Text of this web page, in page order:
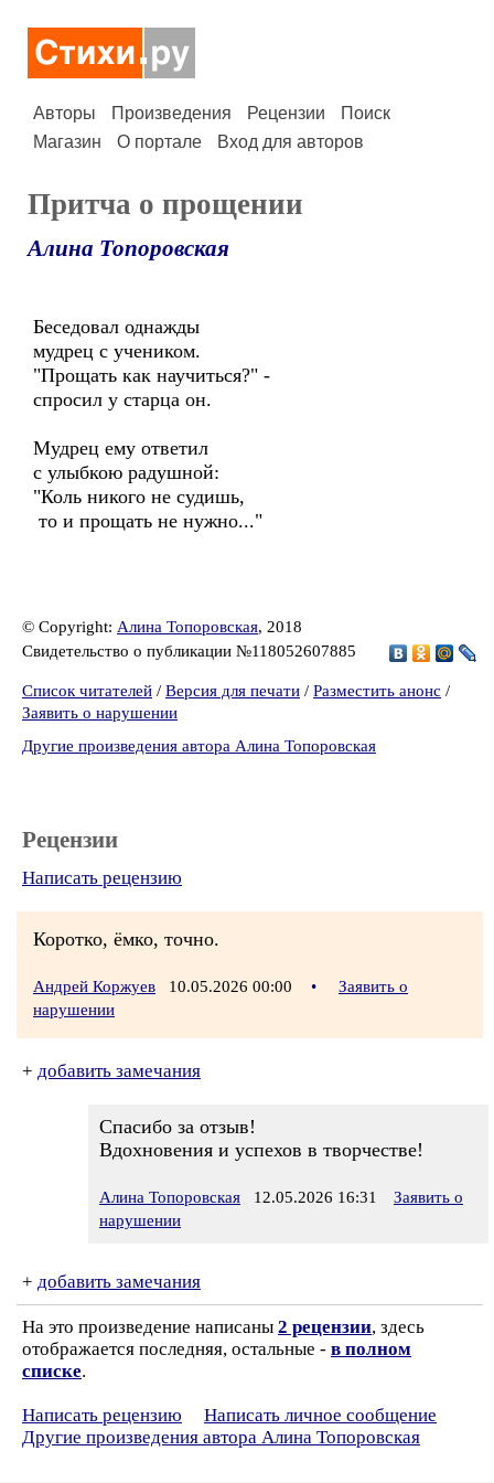
Авторы Произведения Рецензии
Поиск
Магазин
О портале Вход для авторов
Притча о прощении
Алина Топоровская
Беседовал однажды
мудрец с учеником.
"Прощать как научиться?" -
спросил у старца он.
Мудрец ему ответил
с улыбкою радушной:
"Коль никого не судишь,
то и прощать не нужно..."
© Copyright: Алина Топоровская, 2018
Свидетельство о публикации №118052607885
Список читателей / Версия для печати / Разместить анонс /
Заявить о нарушении
Другие произведения автора Алина Топоровская
Рецензии
Написать рецензию
Коротко, ёмко, точно.
Андрей Коржуев 10.05.2026 00:00 •
Заявить о
нарушении
+ добавить замечания
Спасибо за отзыв!
Вдохновения и успехов в творчестве!
Алина Топоровская 12.05.2026 16:31
Заявить о
нарушении
+ добавить замечания
На это произведение написаны 2 рецензии, здесь
отображается последняя, остальные - в полном
списке.
Написать рецензию
Написать личное сообщение
Другие произведения автора Алина Топоровская